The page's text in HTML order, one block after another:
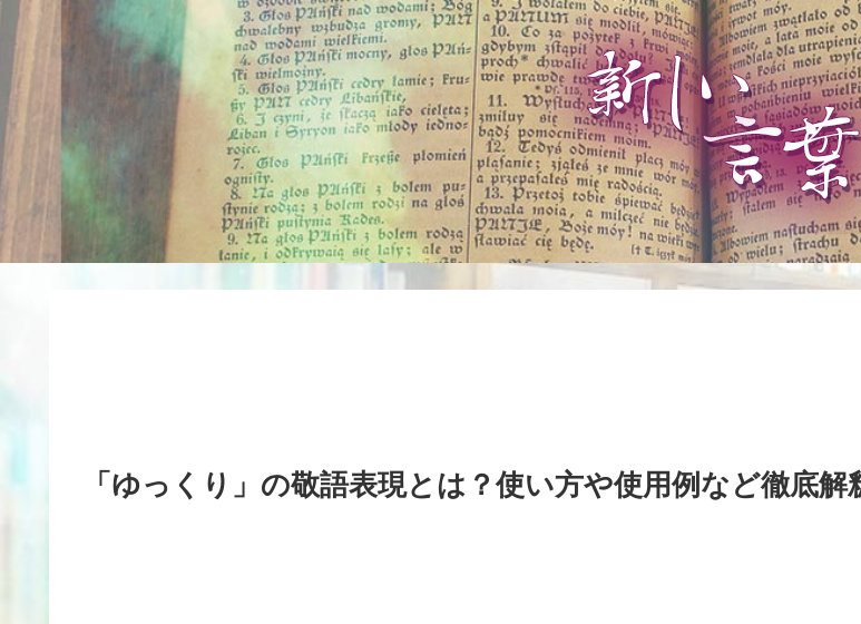
「ゆっくり」の敬語表現とは？使い方や使用例など徹底解